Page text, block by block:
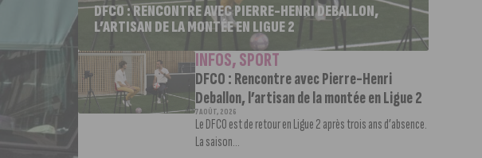
DFCO : RENCONTRE AVEC PIERRE-HENRI DEBALLON,
L’ARTISAN DE LA MONTÉE EN LIGUE 2
INFOS,SPORT
DFCO : Rencontre avec Pierre-Henri
Deballon, l’artisan de la montée en Ligue 2
7 AOÛT, 2026
Le DFCO est de retour en Ligue 2 après trois ans d’absence.
La saison...